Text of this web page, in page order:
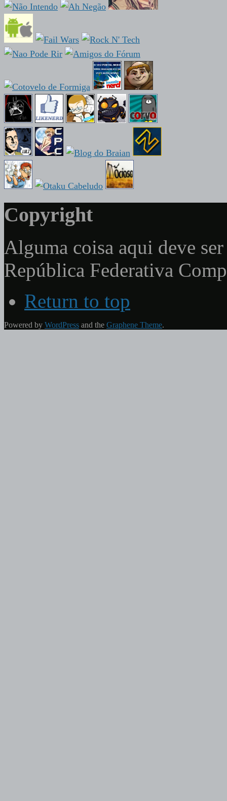
Copyright
Alguma coisa aqui deve
República Federativa
Return to top
Powered by WordPress and the Graphene Theme.